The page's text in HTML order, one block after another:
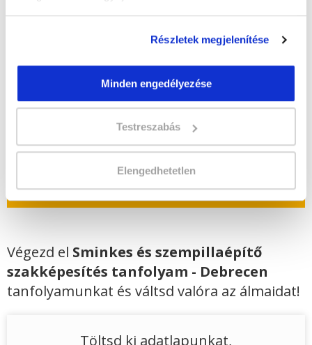
Részletek megjelenítése
Minden engedélyezése
Testreszabás
Elengedhetetlen
egyösszegű befizetés esetén + 155.000 Ft
Vizsgadíj várható összege
Lehet még jelentkezni?Igen
Jelentkezem!
Végezd el Sminkes és szempillaépítő
szakképesítés tanfolyam - Debrecen
tanfolyamunkat és váltsd valóra az álmaidat!
Töltsd ki adatlapunkat,